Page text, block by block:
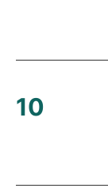
10